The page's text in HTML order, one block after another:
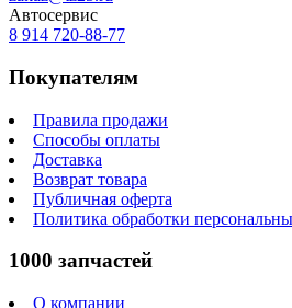
Автосервис
8 914 720-88-77
Покупателям
Правила продажи
Способы оплаты
Доставка
Возврат товара
Публичная оферта
Политика обработки
1000 запчастей
О компании